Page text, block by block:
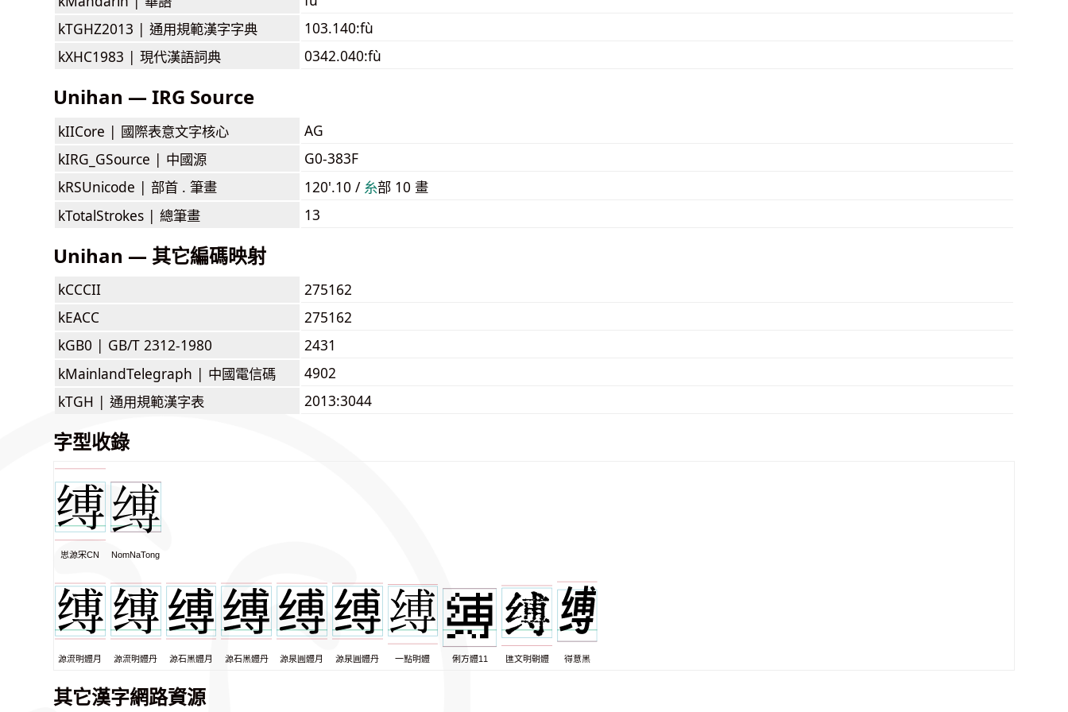
kTGHZ2013 | 通用規範漢字字典
103.140:fù
kXHC1983 | 現代漢語詞典 0342.040:fù
Unihan — IRG Source
kIICore | 國際表意文字核心
AG
kIRG_GSource | 中國源
G0-383F
kRSUnicode | 部首 . 筆畫 120'.10 / ⽷部 10 畫
kTotalStrokes | 總筆畫 13
Unihan — 其它編碼映射
kCCCII
275162
kEACC
275162
kGB0 | GB/T 2312-1980
2431
kMainlandTelegraph | 中國電信碼
4902
kTGH | 通用規範漢字表 2013:3044
字型收錄
思源宋CN NomNaTong
源流明體月 源流明體丹 源石黑體月 源石黑體丹 源泉圓體月 源泉圓體丹 一點明體 俐方體11 匯文明朝體 得意黑
其它漢字網路資源